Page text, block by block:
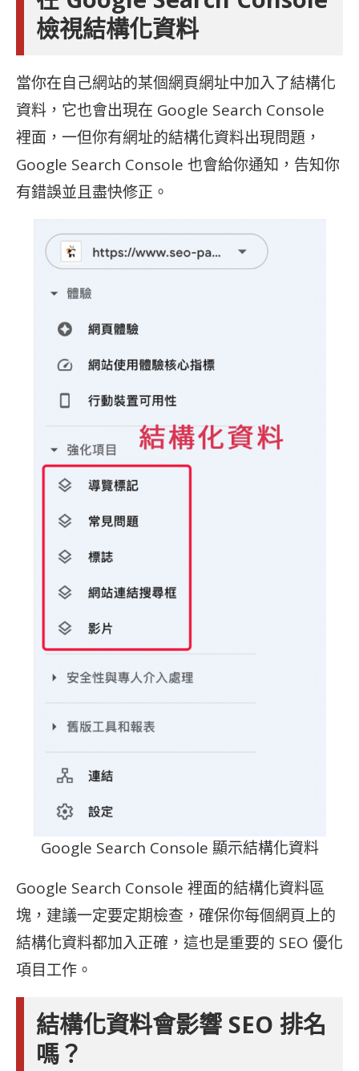
檢視結構化資料
當你在自己網站的某個網頁網址中加入了結構化
資料，它也會出現在 Google Search Console
裡面，一但你有網址的結構化資料出現問題，
Google Search Console 也會給你通知，告知你
有錯誤並且盡快修正。
Google Search Console 顯示結構化資料
Google Search Console 裡面的結構化資料區
塊，建議一定要定期檢查，確保你每個網頁上的
結構化資料都加入正確，這也是重要的 SEO 優化
項目工作。
結構化資料會影響 SEO 排名
嗎？